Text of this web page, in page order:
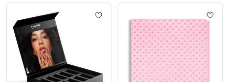
Aggiungi alla wishlist Cofanetto